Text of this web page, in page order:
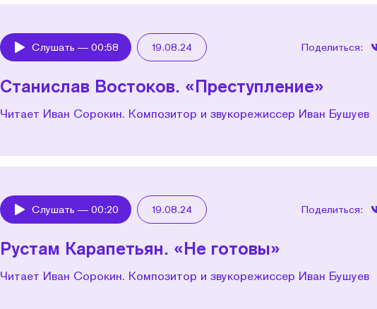
Play
Слушать — 00:58 19.08.24 Поделиться:
Станислав Востоков. «Преступление»
Читает Иван Сорокин. Композитор и звукорежиссер Иван Бушуев
Play
Слушать — 00:20 19.08.24 Поделиться:
Рустам Карапетьян. «Не готовы»
Читает Иван Сорокин. Композитор и звукорежиссер Иван Бушуев